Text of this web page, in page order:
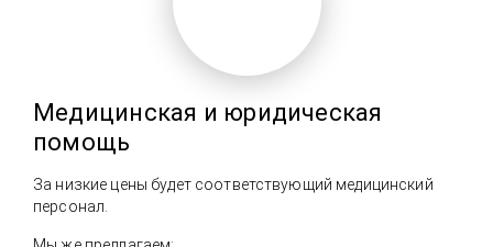
Медицинская и юридическая
помощь
За низкие цены будет соответствующий медицинский
персонал.